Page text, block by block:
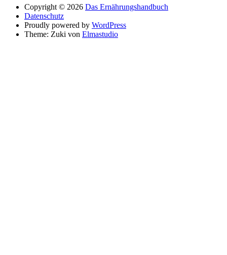
Copyright © 2026 Das Ernährungshandbuch
Datenschutz
Proudly powered by WordPress
Theme: Zuki von Elmastudio